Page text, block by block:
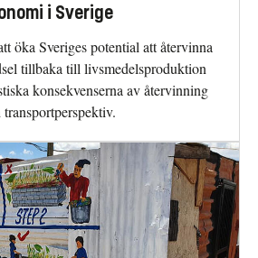
i Sverige
öka Sveriges potential att återvinna
tillbaka till livsmedelsproduktion
konsekvenserna av återvinning